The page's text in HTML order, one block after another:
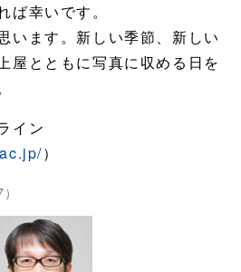
ば幸いです。
います。新しい季節、新しい
屋とともに写真に収める日を
イン
）